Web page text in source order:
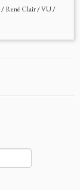
/René Clair/VU/